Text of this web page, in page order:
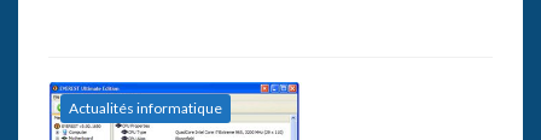
Actualités informatique